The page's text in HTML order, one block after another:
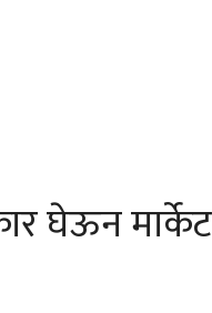
घेऊन मार्केट